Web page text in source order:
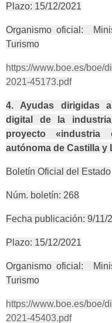
Plazo: 15/12/2021
Organismo oficial:
Turismo
https://www.boe.es/boe/
2021-45173.pdf
4. Ayudas dirigidas
digital de la
proyecto «industria
autónoma de Castilla y
Boletín Oficial del Estado
Núm. boletín: 268
Fecha publicación: 9/11/
Plazo: 15/12/2021
Organismo oficial:
Turismo
https://www.boe.es/boe/
2021-45403.pdf